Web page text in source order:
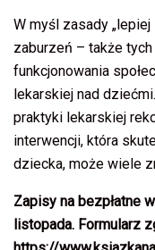
W myśl zasady
zaburzeń – także
funkcjonowania
lekarskiej nad
praktyki lekarskiej
interwencji, która
dziecka, może wiele
Zapisy na bezpłatne
listopada. Formularz